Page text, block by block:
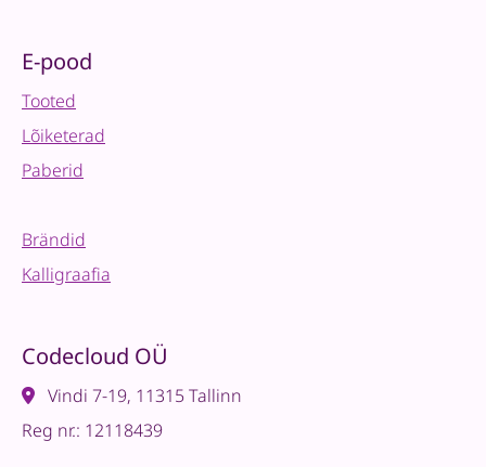
E-pood
Tooted
Lõiketerad
Paberid
Brändid
Kalligraafia
Codecloud OÜ
Vindi 7-19, 11315 Tallinn
Reg nr.: 12118439